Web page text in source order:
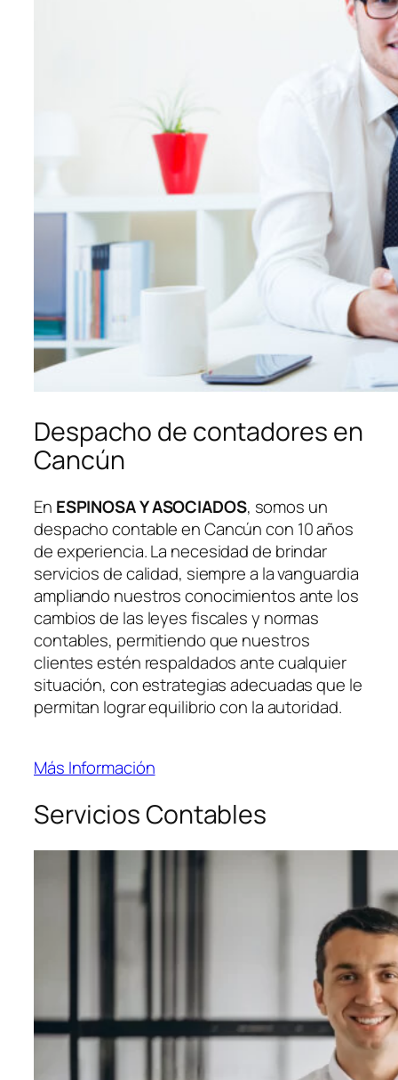
Despacho de contadores en
Cancún
En ESPINOSA Y ASOCIADOS, somos un
despacho contable en Cancún con 10 años
de experiencia. La necesidad de brindar
servicios de calidad, siempre a la vanguardia
ampliando nuestros conocimientos ante los
cambios de las leyes fiscales y normas
contables, permitiendo que nuestros
clientes estén respaldados ante cualquier
situación, con estrategias adecuadas que le
permitan lograr equilibrio con la autoridad.
Más Información
Servicios Contables